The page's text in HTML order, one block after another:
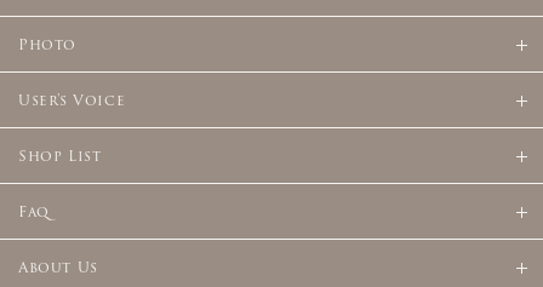
Photo
User's Voice
Shop List
Faq
About Us